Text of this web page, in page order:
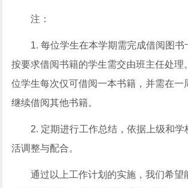
注：
1. 每位学生在本学期需完成借阅图书
按要求借阅书籍的学生需交由班主任处理
位学生每次仅可借阅一本书籍，并需在一
继续借阅其他书籍。
2. 定期进行工作总结，依据上级和学
活调整与配合。
通过以上工作计划的实施，我们希望